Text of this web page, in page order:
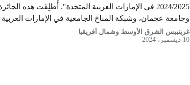
2024/2025 في الإمارات العربية المتحدة". أُطلِقَت
وجامعة عجمان، وشبكة المناخ الجامعية في الإمارات العربية
والشباب أصحاب الرؤية للمساهمة بأبحاث مبتكرة، سواء
غرينبيس الشرق الأوسط وشمال أفريقيا
10 ديسمبر، 2024